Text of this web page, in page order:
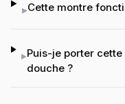
▸Cette montre
▸Puis-je porter
douche ?